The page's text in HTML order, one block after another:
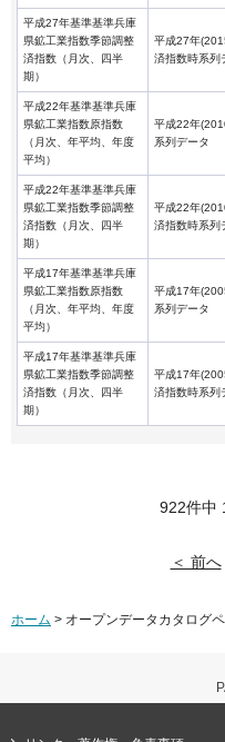
平成27年基準基準兵庫
県鉱工業指数季節調整
済指数（月次、四半
期）
平成27年
済指数時系列
平成22年基準基準兵庫
県鉱工業指数原指数
（月次、年平均、年度
平均）
平成22年
系列データ
平成22年基準基準兵庫
県鉱工業指数季節調整
済指数（月次、四半
期）
平成22年
済指数時系列
平成17年基準基準兵庫
県鉱工業指数原指数
（月次、年平均、年度
平均）
平成17年
系列データ
平成17年基準基準兵庫
県鉱工業指数季節調整
済指数（月次、四半
期）
平成17年
済指数時系列
922件中
＜ 前へ
ホーム > オープンデータカタログ